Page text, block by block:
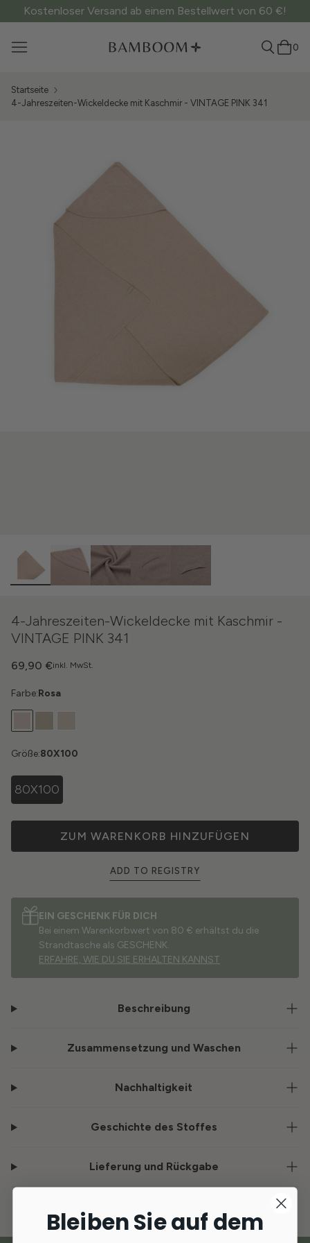
Kostenloser Versand ab einem Bestellwert von 60 €!
0
Startseite
4-Jahreszeiten-Wickeldecke mit Kaschmir - VINTAGE PINK 341
4-Jahreszeiten-Wickeldecke mit Kaschmir -
VINTAGE PINK 341
inkl. MwSt.
69,90 €
Farbe:Rosa
Größe:80X100
80X100
ZUM WARENKORB HINZUFÜGEN
ADD TO REGISTRY
EIN GESCHENK FÜR DICH
Bei einem Warenkorbwert von 80 € erhältst du die
Strandtasche als GESCHENK.
ERFAHRE, WIE DU SIE ERHALTEN KANNST
Beschreibung
Zusammensetzung und Waschen
Nachhaltigkeit
Geschichte des Stoffes
Lieferung und Rückgabe
Bleiben Sie auf dem